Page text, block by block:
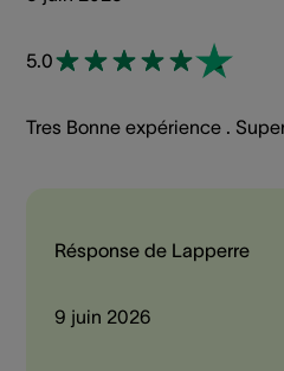
5.0
Tres Bonne expérience .
Résponse de Lapperre
9 juin 2026